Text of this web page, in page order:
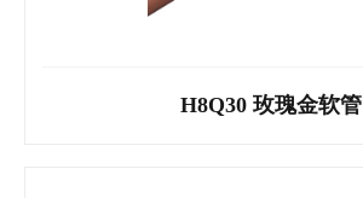
H8Q30 玫瑰金软管